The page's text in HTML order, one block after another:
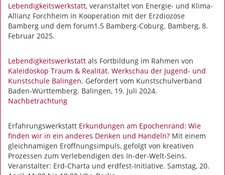
Lebendigkeitswerkstatt, veranstaltet von Energie- und Klima-
Allianz Forchheim in Kooperation mit der Erzdiozöse
Bamberg und dem forum1.5 Bamberg-Coburg. Bamberg, 8.
Februar 2025.
Lebendigkeitswerkstatt als Fortbildung im Rahmen von
Kaleidoskop Traum & Realität. Werkschau der Jugend- und
Kunstschule Balingen. Gefördert vom Kunstschulverband
Baden-Württemberg. Balingen, 19. Juli 2024.
Nachbetrachtung
Erfahrungswerkstatt Erkundungen am Epochenrand: Wie
finden wir in ein anderes Denken und Handeln? Mit einem
gleichnamigen Eröffnungsimpuls, gefolgt von kreativen
Prozessen zum Verlebendigen des In-der-Welt-Seins.
Veranstalter: Erd-Charta und erdfest-Initiative. Samstag, 20.